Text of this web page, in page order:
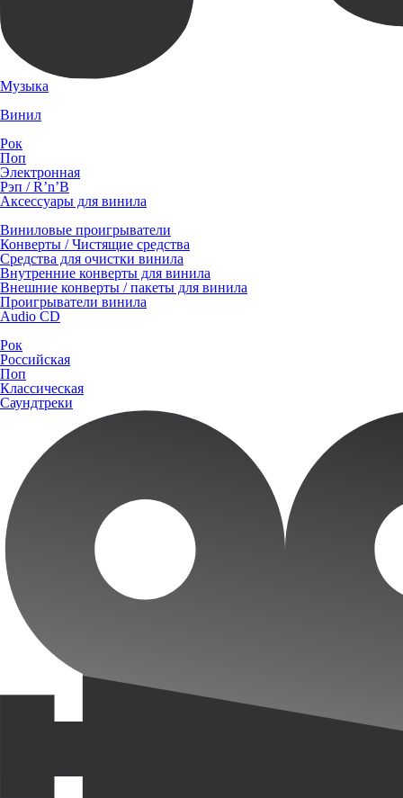
Музыка
Винил
Рок
Поп
Электронная
Рэп / R’n’B
Аксессуары для винила
Виниловые проигрыватели
Конверты / Чистящие средства
Средства для очистки винила
Внутренние конверты для винила
Внешние конверты / пакеты для винила
Проигрыватели винила
Audio CD
Рок
Российская
Поп
Классическая
Саундтреки